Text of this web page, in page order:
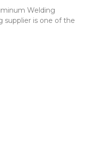
Welding
supplier is one of the